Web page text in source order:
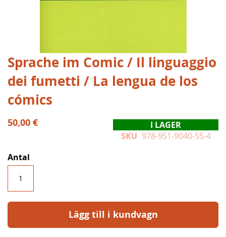
Hoppa
till
början
bildgalleriet
Sprache im Comic / Il linguaggio
dei fumetti / La lengua de los
cómics
50,00 €
I LAGER
SKU 978-951-9040-55-4
Antal
Lägg till i kundvagn